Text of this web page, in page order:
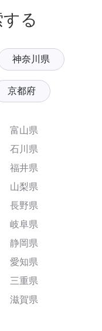
る
神奈川県
京都府
富山県
石川県
福井県
山梨県
長野県
岐阜県
静岡県
愛知県
三重県
滋賀県